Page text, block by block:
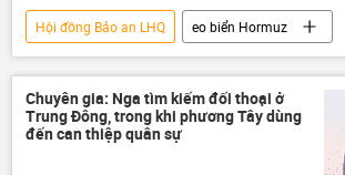
Hội đồng Bảo an LHQ
eo biển Hormuz
Ấn Độ
Nga
Bộ Ngoại giao Nga
Chính trị
Thế giới
Iran
Israel
Hoa Kỳ Liên Hợp Quốc
Chuyên gia: Nga tìm kiếm đối thoại ở
Trung Đông, trong khi phương Tây dùng
đến can thiệp quân sự